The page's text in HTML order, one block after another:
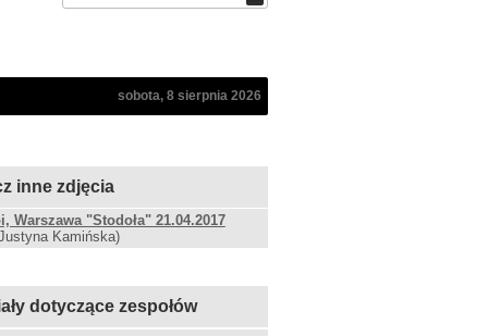
sobota, 8 sierpnia 2026
inne zdjęcia
Warszawa "Stodoła" 21.04.2017
Kamińska)
dotyczące zespołów